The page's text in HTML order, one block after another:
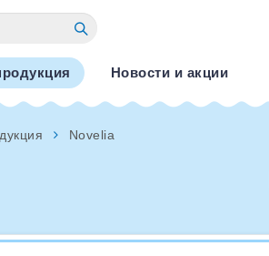
Новости и акции
Novelia